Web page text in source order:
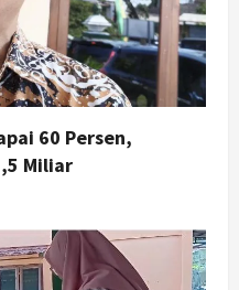
60 Persen,
Miliar